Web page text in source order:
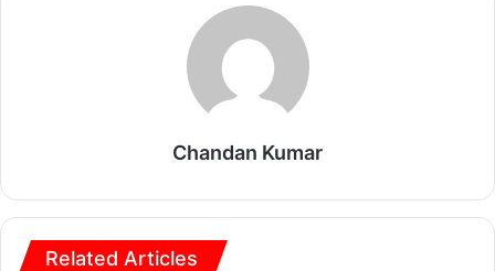
Chandan Kumar
Related Articles